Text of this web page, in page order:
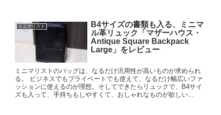
ミニマリスト
B4サイズの書類も入る、ミニマ
ル革リュック「マザーハウス・
Antique Square Backpack
Large」をレビュー
ミニマリストのバッグは、なるだけ汎用性が高いものが求められ
る。 ビジネスでもプライベートでも使えて、なるだけ幅広いファ
ッションに使えるのが理想。そしてできたらリュックで、B4サイ
ズも入って、手持ちもしやすくて、おしゃれなものが欲しい...